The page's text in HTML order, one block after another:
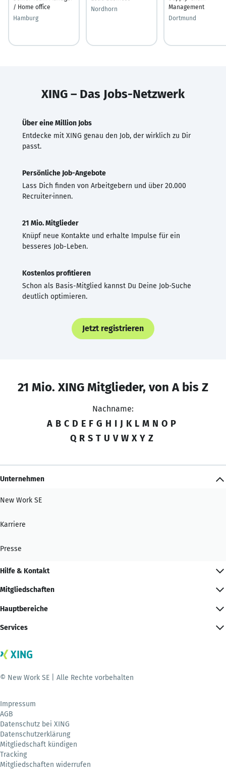
/ Home office
Hamburg
Nordhorn
Management
Dortmund
XING – Das Jobs-Netzwerk
Über eine Million Jobs
Entdecke mit XING genau den Job, der wirklich zu Dir
passt.
Persönliche Job-Angebote
Lass Dich finden von Arbeitgebern und über 20.000
Recruiter·innen.
21 Mio. Mitglieder
Knüpf neue Kontakte und erhalte Impulse für ein
besseres Job-Leben.
Kostenlos profitieren
Schon als Basis-Mitglied kannst Du Deine Job-Suche
deutlich optimieren.
Jetzt registrieren
21 Mio. XING Mitglieder, von A bis Z
Nachname:
A B C D E F G H I J K L M N O P
Q R S T U V W X Y Z
Unternehmen
New Work SE
Karriere
Presse
Hilfe & Kontakt
Mitgliedschaften
Hauptbereiche
Services
© New Work SE | Alle Rechte vorbehalten
Impressum
AGB
Datenschutz bei XING
Datenschutzerklärung
Mitgliedschaft kündigen
Tracking
Mitgliedschaften widerrufen